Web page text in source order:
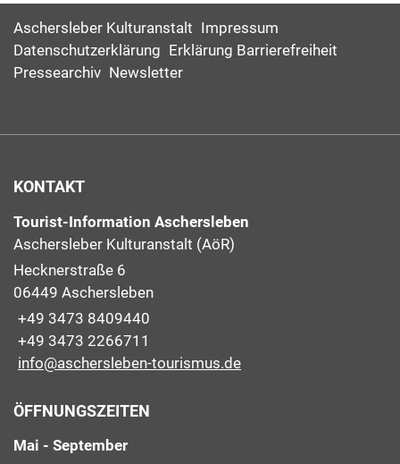
Aschersleber Kulturanstalt Impressum
Datenschutzerklärung Erklärung Barrierefreiheit
Pressearchiv Newsletter
KONTAKT
Tourist-Information Aschersleben
Aschersleber Kulturanstalt (AöR)
Hecknerstraße 6
06449 Aschersleben
+49 3473 8409440
+49 3473 2266711
info@aschersleben-tourismus.de
ÖFFNUNGSZEITEN
Mai - September